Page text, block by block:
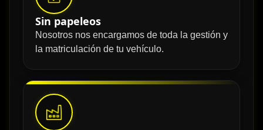
Sin papeleos
Nosotros nos encargamos de toda la gestión y
la matriculación de tu vehículo.